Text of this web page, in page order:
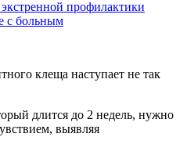
профилактики
с больным
клеща наступает не так
длится до 2 недель, нужно
выявляя